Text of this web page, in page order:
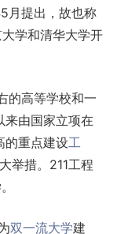
月提出，故也称
学和清华大学开
的高等学校和一
来由国家立项在
的重点建设工
举措。211工程
双一流大学建